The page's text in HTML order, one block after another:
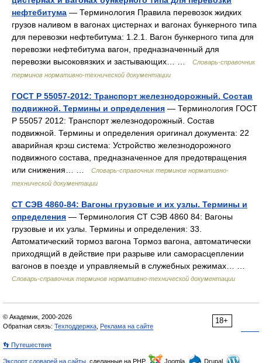
нефтебитума — Терминология Правила перевозок жидких
грузов наливом в вагонах цистернах и вагонах бункерного типа
для перевозки нефтебитума: 1.2.1. Вагон бункерного типа для
перевозки нефтебитума вагон, предназначенный для
перевозки высоковязких и застывающих… …
Словарь-справочник
терминов нормативно-технической документации
ГОСТ Р 55057-2012: Транспорт железнодорожный. Состав
подвижной. Термины и определения — Терминология ГОСТ
Р 55057 2012: Транспорт железнодорожный. Состав
подвижной. Термины и определения оригинал документа: 22
аварийная крэш система: Устройство железнодорожного
подвижного состава, предназначенное для предотвращения
или снижения… …
Словарь-справочник терминов нормативно-
технической документации
СТ СЭВ 4860-84: Вагоны грузовые и их узлы. Термины и
определения — Терминология СТ СЭВ 4860 84: Вагоны
грузовые и их узлы. Термины и определения: 33.
Автоматический тормоз вагона Тормоз вагона, автоматически
приходящий в действие при разрыве или саморасцеплении
вагонов в поезде и управляемый в служебных режимах… …
Словарь-справочник терминов нормативно-технической документации
18+
© Академик, 2000-2026
Обратная связь: Техподдержка Реклама на сайте
👣 Путешествия
Экспорт словарей на сайты , сделанные на PHP, Joomla,
Drupal,